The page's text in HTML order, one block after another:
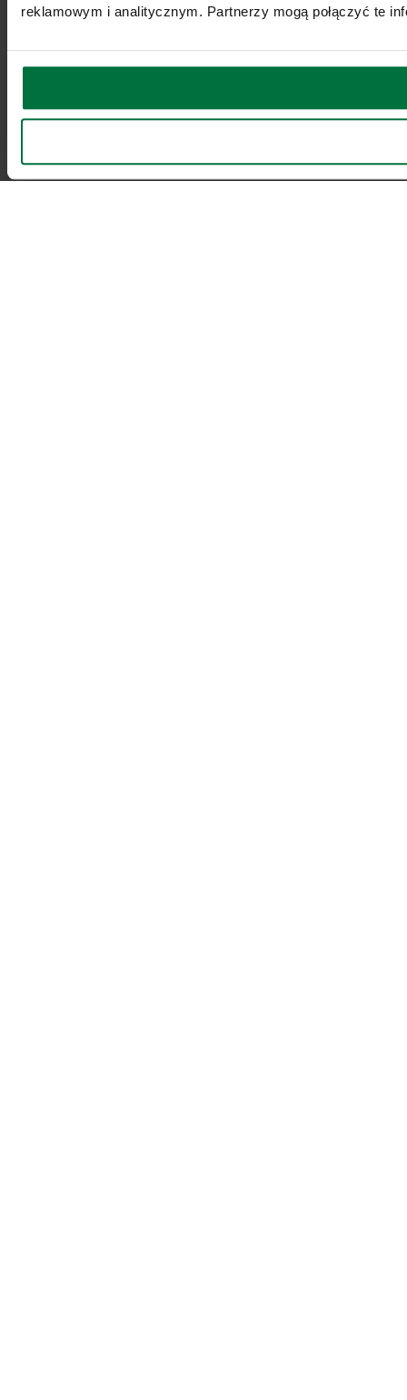
reklamowym i analitycznym. Partnerzy mogą połączyć te